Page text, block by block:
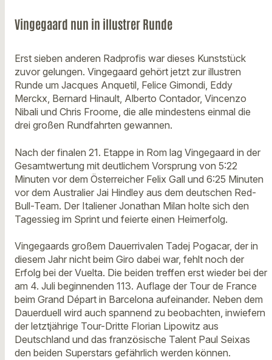
Vingegaard nun in illustrer Runde
Erst sieben anderen Radprofis war dieses Kunststück
zuvor gelungen. Vingegaard gehört jetzt zur illustren
Runde um Jacques Anquetil, Felice Gimondi, Eddy
Merckx, Bernard Hinault, Alberto Contador, Vincenzo
Nibali und Chris Froome, die alle mindestens einmal die
drei großen Rundfahrten gewannen.
Nach der finalen 21. Etappe in Rom lag Vingegaard in der
Gesamtwertung mit deutlichem Vorsprung von 5:22
Minuten vor dem Österreicher Felix Gall und 6:25 Minuten
vor dem Australier Jai Hindley aus dem deutschen Red-
Bull-Team. Der Italiener Jonathan Milan holte sich den
Tagessieg im Sprint und feierte einen Heimerfolg.
Vingegaards großem Dauerrivalen Tadej Pogacar, der in
diesem Jahr nicht beim Giro dabei war, fehlt noch der
Erfolg bei der Vuelta. Die beiden treffen erst wieder bei der
am 4. Juli beginnenden 113. Auflage der Tour de France
beim Grand Départ in Barcelona aufeinander. Neben dem
Dauerduell wird auch spannend zu beobachten, inwiefern
der letztjährige Tour-Dritte Florian Lipowitz aus
Deutschland und das französische Talent Paul Seixas
den beiden Superstars gefährlich werden können.